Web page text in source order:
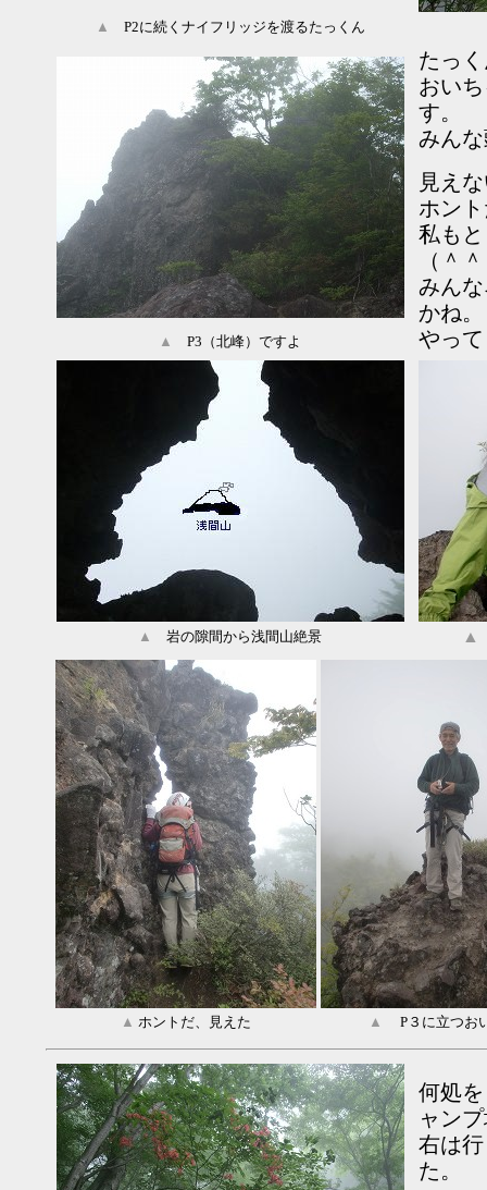
▲ P2に続くナイフリッジを渡るたっくん
たっ
おい
す。
みん
見え
ホン
私も
（＾＾
みん
かね。
やっ
▲ P3（北峰）ですよ
▲ 岩の隙間から浅間山絶景 ▲
▲ ホントだ、見えた ▲ P３に立つお
何処
ャン
右は
た。